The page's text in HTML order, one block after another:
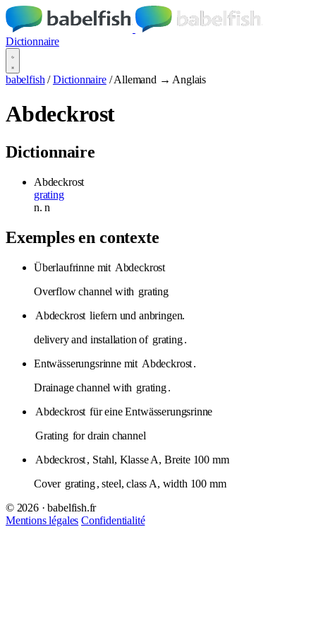
Dictionnaire
babelfish / Dictionnaire / Allemand → Anglais
Abdeckrost
Dictionnaire
Abdeckrost
grating
n.n
Exemples en contexte
Überlaufrinne mit Abdeckrost
Overflow channel with grating
Abdeckrost liefern und anbringen.
delivery and installation of grating.
Entwässerungsrinne mit Abdeckrost.
Drainage channel with grating.
Abdeckrost für eine Entwässerungsrinne
Grating for drain channel
Abdeckrost, Stahl, Klasse A, Breite 100 mm
Cover grating, steel, class A, width 100 mm
© 2026 · babelfish.fr
Mentions légales Confidentialité